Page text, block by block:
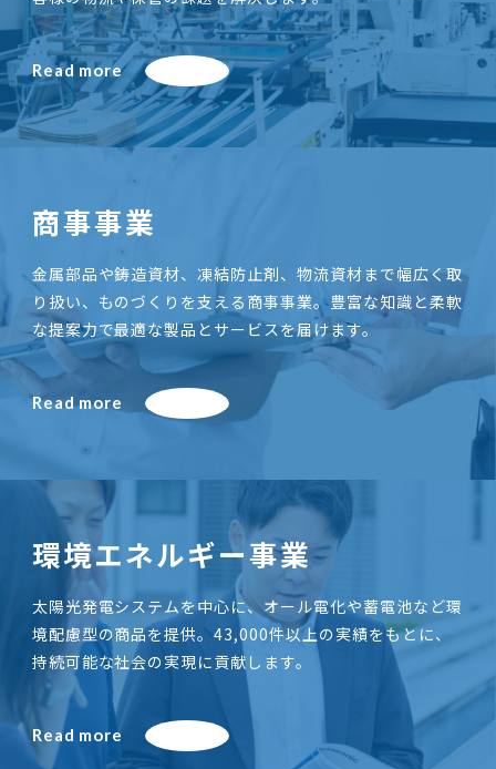
Read more
商事事業
金属部品や鋳造資材、凍結防止剤、物流資材まで幅広く取
り扱い、ものづくりを支える商事事業。豊富な知識と柔軟
な提案力で最適な製品とサービスを届けます。
Read more
環境エネルギー事業
太陽光発電システムを中心に、オール電化や蓄電池など環
境配慮型の商品を提供。43,000件以上の実績をもとに、
持続可能な社会の実現に貢献します。
Read more